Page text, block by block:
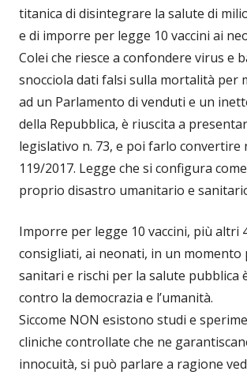
titanica di disintegrare la salute di
e di imporre per legge 10 vaccini ai
Colei che riesce a confondere virus e
snocciola dati falsi sulla mortalità per
ad un Parlamento di venduti e un
della Repubblica, è riuscita a
legislativo n. 73, e poi farlo convertire
119/2017. Legge che si configura
proprio disastro umanitario e
Imporre per legge 10 vaccini, più altri
consigliati, ai neonati, in un momento
sanitari e rischi per la salute pubblica
contro la democrazia e l’umanità.
Siccome NON esistono studi e
cliniche controllate che ne
innocuità, si può parlare a ragione